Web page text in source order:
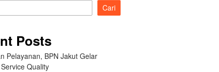
Cari
Posts
Pelayanan, BPN Jakut Gelar
Quality